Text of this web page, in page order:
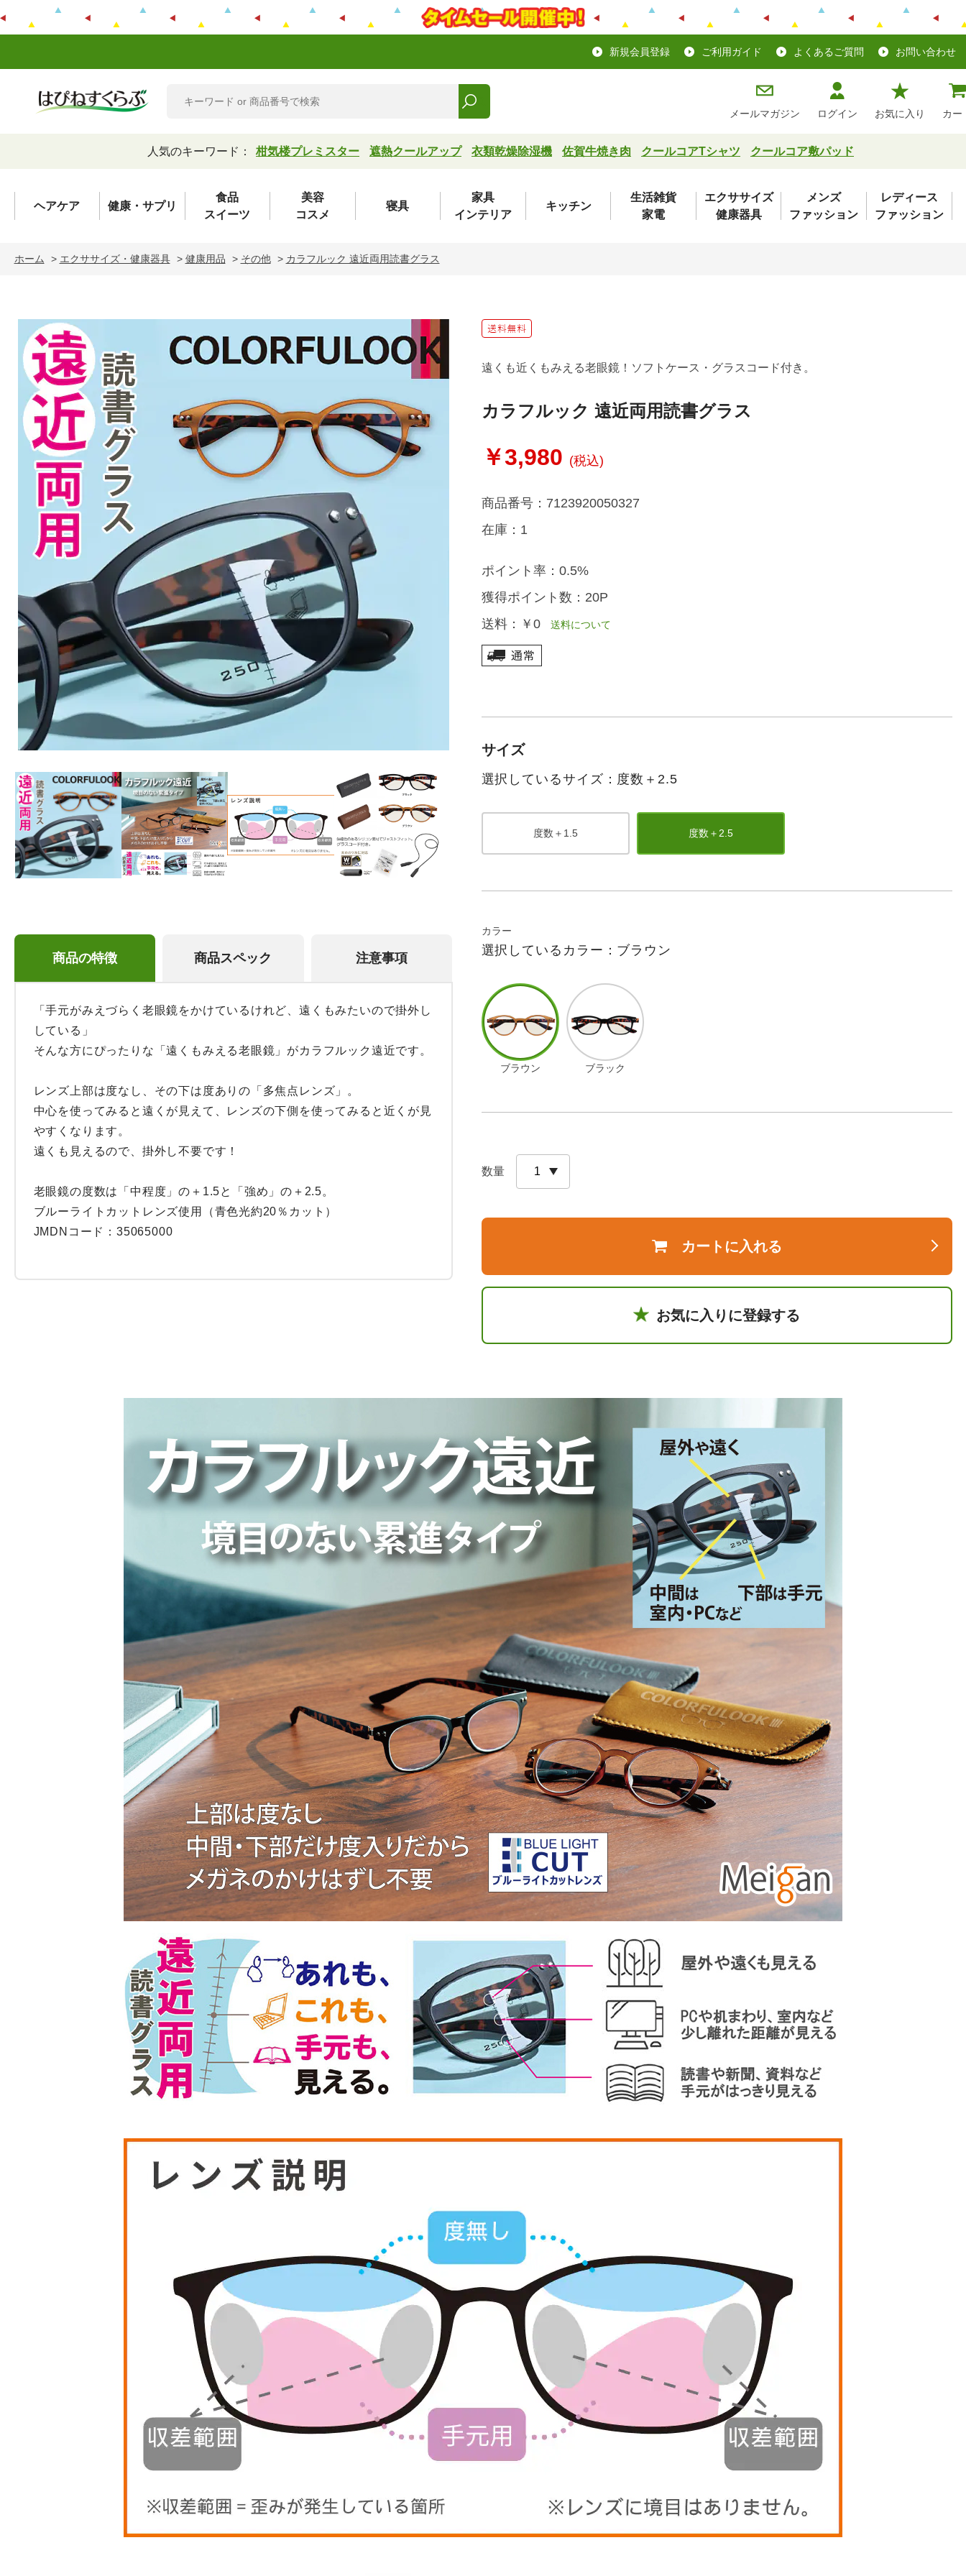
新規会員登録 ご利用ガイド よくあるご質問 お問い合わせ
メールマガジン ログイン お気に入り カー
人気のキーワード： 柑気楼プレミスター 遮熱クールアップ 衣類乾燥除湿機 佐賀牛焼き肉 クールコアTシャツ クールコア敷パッド
ヘアケア 健康・サプリ
食品
スイーツ
美容
コスメ
寝具
家具
インテリア
キッチン
生活雑貨
家電
エクササイズ
健康器具
メンズ
ファッション
レディース
ファッション
ホーム > エクササイズ・健康器具 > 健康用品 > その他 > カラフルック 遠近両用読書グラス
商品の特徴 商品スペック 注意事項
「手元がみえづらく老眼鏡をかけているけれど、遠くもみたいので掛外し
している」
そんな方にぴったりな「遠くもみえる老眼鏡」がカラフルック遠近です。
レンズ上部は度なし、その下は度ありの「多焦点レンズ」。
中心を使ってみると遠くが見えて、レンズの下側を使ってみると近くが見
やすくなります。
遠くも見えるので、掛外し不要です！
老眼鏡の度数は「中程度」の＋1.5と「強め」の＋2.5。
ブルーライトカットレンズ使用（青色光約20％カット）
JMDNコード：35065000
遠くも近くもみえる老眼鏡！ソフトケース・グラスコード付き。
カラフルック 遠近両用読書グラス
￥3,980 (税込)
商品番号： 7123920050327
在庫： 1
ポイント率： 0.5%
獲得ポイント数： 20P
送料： ￥0送料について
サイズ
選択しているサイズ：度数＋2.5
度数＋1.5 度数＋2.5
カラー
選択しているカラー：ブラウン
ブラウン ブラック
数量
カートに入れる
お気に入りに登録する